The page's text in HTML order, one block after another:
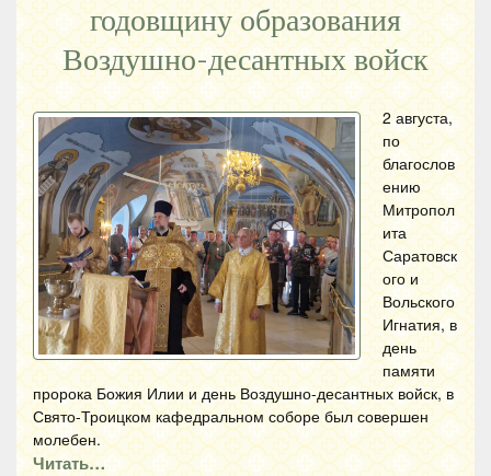
годовщину образования
Воздушно-десантных войск
2 августа,
по
благослов
ению
Митропол
ита
Саратовск
ого и
Вольского
Игнатия, в
день
памяти
пророка Божия Илии и день Воздушно-десантных войск, в
Свято-Троицком кафедральном соборе был совершен
молебен.
Читать…